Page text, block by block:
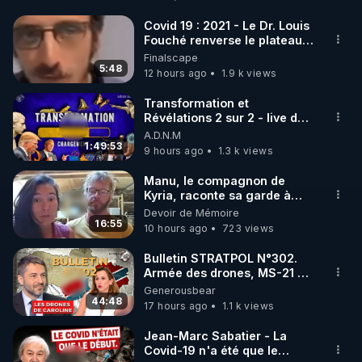
Code réduction de 10 % sur toute la boutique
Warmcook
▶ Code REGENERE10 // Rendez vous sur
https://www.warmcook.com/14-kuvings
________________
▶ Telegram : https://t.me/rgnr_fr
▶ Facebook :
https://www.facebook.com/thierry.rgnr/
▶ Instagram  :
https://www.instagram.com/Thierrycasasnovas_rgn
r
▶Twitter : https://twitter.com/thierrycas
-------------------------
Les sources de cette vidéo :
▶ Dr Nozman, https://www.youtube.com/watch?
v=OkHc4Yt9JRw « Mon bras peut il repousser »
26 nov 2021.
5:48
Covid 19 : 2021 - Le Dr. Louis
Fouché renverse le plateau
de CNews !
Finalscape
12 hours ago
1.9 k views
1:49:53
Transformation et
Révélations 2 sur 2 - live du
07/08/26
A.D.N.M
9 hours ago
1.3 k views
16:55
Manu, le compagnon de
Kyria, raconte sa garde à
vue musclée. PARTAGEZ!
Devoir de Mémoire
10 hours ago
723 views
44:48
Bulletin STRATPOL N°302.
Armée des drones, MS-21 en
série, missiles coréens.
07.08.2026.
Generousbear
17 hours ago
1.1 k views
Jean-Marc Sabatier - La
Covid-19 n'a été que le